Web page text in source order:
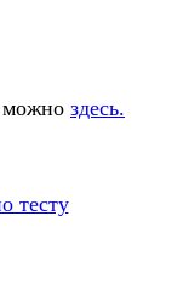
можно здесь.
тесту